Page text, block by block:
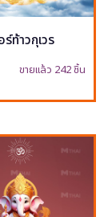
ร์ท้าวกุเวร
ขายแล้ว 242 ชิ้น